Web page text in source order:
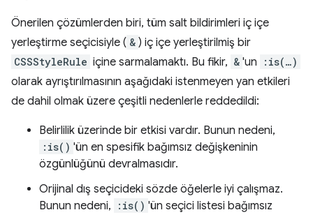
Önerilen çözümlerden biri, tüm salt bildirimleri iç içe
yerleştirme seçicisiyle ( & ) iç içe yerleştirilmiş bir
CSSStyleRule içine sarmalamaktı. Bu fikir, & 'un :is(…)
olarak ayrıştırılmasının aşağıdaki istenmeyen yan etkileri
de dahil olmak üzere çeşitli nedenlerle reddedildi:
Belirlilik üzerinde bir etkisi vardır. Bunun nedeni,
:is() 'ün en spesifik bağımsız değişkeninin
özgünlüğünü devralmasıdır.
Orijinal dış seçicideki sözde öğelerle iyi çalışmaz.
Bunun nedeni,
:is() 'ün seçici listesi bağımsız